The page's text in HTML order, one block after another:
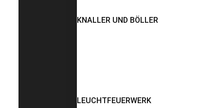
KNALLER UND BÖLLER
LEUCHTFEUERWERK